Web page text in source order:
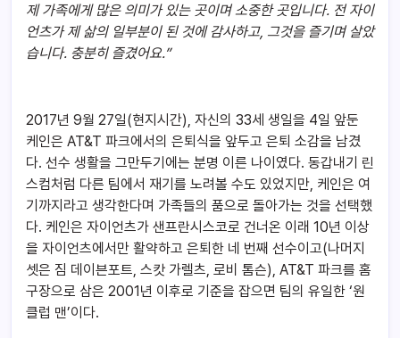
제 가족에게 많은 의미가 있는 곳이며 소중한 곳입니다. 전 자이
언츠가 제 삶의 일부분이 된 것에 감사하고, 그것을 즐기며 살았
습니다. 충분히 즐겼어요.”
2017년 9월 27일(현지시간), 자신의 33세 생일을 4일 앞둔
케인은 AT&T 파크에서의 은퇴식을 앞두고 은퇴 소감을 남겼
다. 선수 생활을 그만두기에는 분명 이른 나이였다. 동갑내기 린
스컴처럼 다른 팀에서 재기를 노려볼 수도 있었지만, 케인은 여
기까지라고 생각한다며 가족들의 품으로 돌아가는 것을 선택했
다. 케인은 자이언츠가 샌프란시스코로 건너온 이래 10년 이상
을 자이언츠에서만 활약하고 은퇴한 네 번째 선수이고(나머지
셋은 짐 데이븐포트, 스캇 가렐츠, 로비 톰슨), AT&T 파크를 홈
구장으로 삼은 2001년 이후로 기준을 잡으면 팀의 유일한 ‘원
클럽 맨’이다.